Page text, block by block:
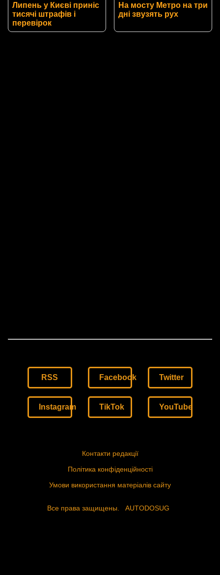
Липень у Києві приніс
тисячі штрафів і
перевірок
На мосту Метро на три
дні звузять рух
RSS Facebook Twitter
Instagram TikTok YouTube
Контакти редакції
Політика конфіденційності
Умови використання матеріалів сайту
Все права защищены. AUTODOSUG